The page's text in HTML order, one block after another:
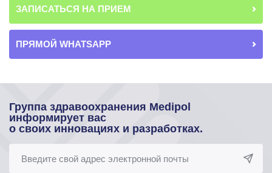
ЗАПИСАТЬСЯ НА ПРИЕМ
ПРЯМОЙ WHATSAPP
Группа здравоохранения Medipol
информирует вас
о своих инновациях и разработках.